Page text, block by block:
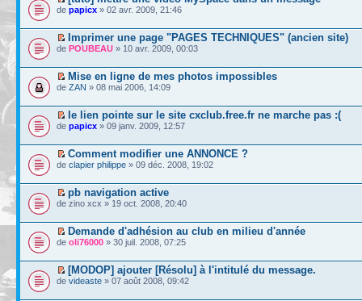
de papicx » 02 avr. 2009, 21:46
Imprimer une page "PAGES TECHNIQUES" (ancien site)
de POUBEAU » 10 avr. 2009, 00:03
Mise en ligne de mes photos impossibles
de ZAN » 08 mai 2006, 14:09
le lien pointe sur le site cxclub.free.fr ne marche pas :(
de papicx » 09 janv. 2009, 12:57
Comment modifier une ANNONCE ?
de clapier philippe » 09 déc. 2008, 19:02
pb navigation active
de zino xcx » 19 oct. 2008, 20:40
Demande d'adhésion au club en milieu d'année
de oli76000 » 30 juil. 2008, 07:25
[MODOP] ajouter [Résolu] à l'intitulé du message.
de videaste » 07 août 2008, 09:42